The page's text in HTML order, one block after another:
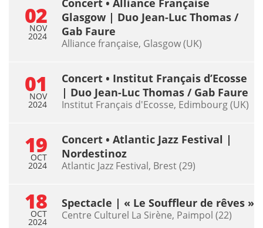
02
NOV
2024
Concert • Alliance Française
Glasgow | Duo Jean-Luc Thomas /
Gab Faure
Alliance française, Glasgow (UK)
01
NOV
2024
Concert • Institut Français d’Ecosse
| Duo Jean-Luc Thomas / Gab Faure
Institut Français d'Ecosse, Edimbourg (UK)
19
OCT
2024
Concert • Atlantic Jazz Festival |
Nordestinoz
Atlantic Jazz Festival, Brest (29)
18
OCT
2024
Spectacle | « Le Souffleur de rêves »
Centre Culturel La Sirène, Paimpol (22)